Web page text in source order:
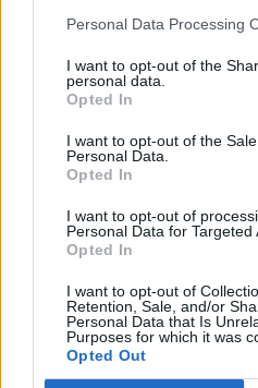
Personal Data Processing
I want to opt-out of the
personal data.
Opted In
I want to opt-out of the
Personal Data.
Opted In
I want to opt-out of
Personal Data for Targeted
Opted In
I want to opt-out of
Retention, Sale, and/or
Personal Data that Is
Purposes for which it was
Opted Out
ΟΧΙ ΓΙΑΤΙ ΔΕΝ
ψήφοι)
ΝΑΙ ΓΙΑΤΙ ΔΙΑΜΟΡΦΩΝΟΥΝ